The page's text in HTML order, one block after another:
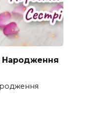
Народження